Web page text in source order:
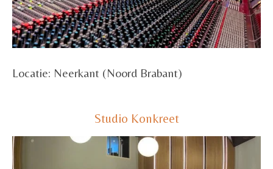
Locatie: Neerkant (Noord Brabant)
Studio Konkreet